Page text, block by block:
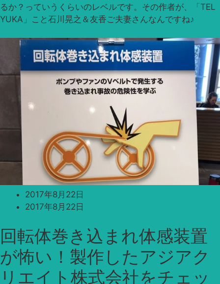
るか？っていうくらいのレベルです。その作者が、「TEL
YUKA」こと石川晃之＆友香ご夫妻さんなんですね♪
2017年8月22日
2017年8月22日
回転体巻き込まれ体感装置
が怖い！製作したアジアク
リエイト株式会社をチェッ